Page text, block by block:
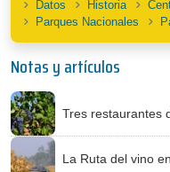
Datos Historia
Parques Nacionales
Notas y artículos
Tres restaurantes
La Ruta del vino